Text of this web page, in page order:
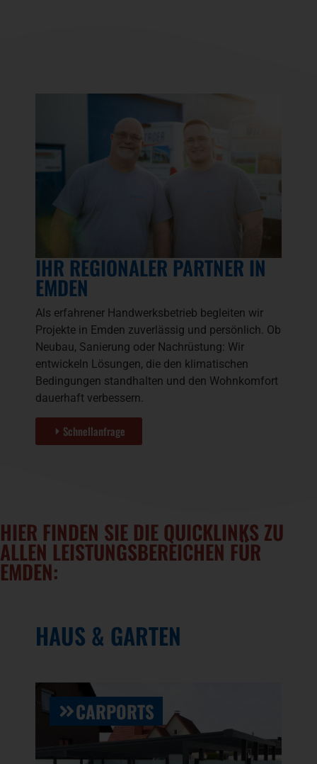
IHR REGIONALER PARTNER IN
EMDEN
Als erfahrener Handwerksbetrieb begleiten wir
Projekte in Emden zuverlässig und persönlich. Ob
Neubau, Sanierung oder Nachrüstung: Wir
entwickeln Lösungen, die den klimatischen
Bedingungen standhalten und den Wohnkomfort
dauerhaft verbessern.
Schnellanfrage
HIER FINDEN SIE DIE QUICKLINKS ZU
ALLEN LEISTUNGSBEREICHEN FÜR
EMDEN:
HAUS & GARTEN
CARPORTS